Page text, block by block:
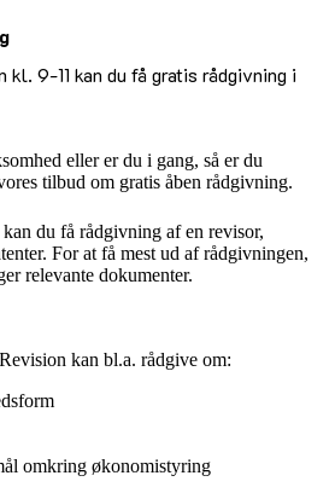
kl. 9-11 kan du få gratis rådgivning i
eller er du i gang, så er du
tilbud om gratis åben rådgivning.
du få rådgivning af en revisor,
For at få mest ud af rådgivningen,
relevante dokumenter.
kan bl.a. rådgive om:
omkring økonomistyring